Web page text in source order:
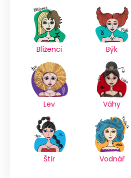
Blíženci Býk
Lev Váhy
Štír Vodnář